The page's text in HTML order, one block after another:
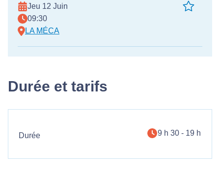
Jeu 12 Juin
09:30
LA MÉCA
Durée et tarifs
Durée 9 h 30 - 19 h